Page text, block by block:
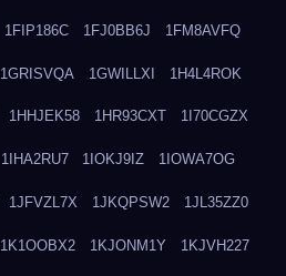
1FIP186C 1FJ0BB6J 1FM8AVFQ
1GRISVQA 1GWILLXI 1H4L4ROK
1HHJEK58 1HR93CXT 1I70CGZX
1IHA2RU7 1IOKJ9IZ 1IOWA7OG
1JFVZL7X 1JKQPSW2 1JL35ZZ0
1K1OOBX2 1KJONM1Y 1KJVH227